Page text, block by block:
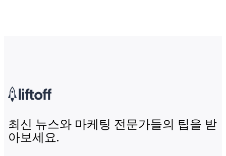
최신 뉴스와 마케팅 전문가들의 팁을 받
아보세요.